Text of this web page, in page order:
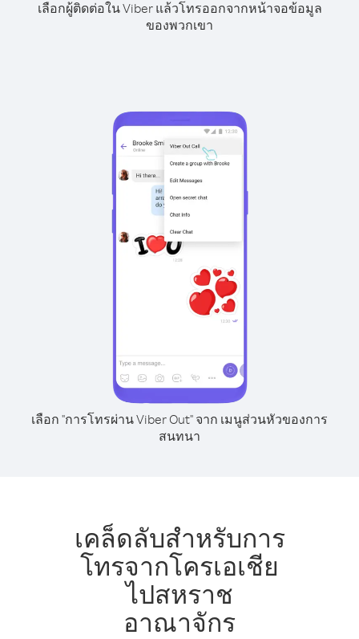
เลือกผู้ติดต่อใน Viber แล้วโทรออกจากหน้าจอข้อมูล
ของพวกเขา
เลือก "การโทรผ่าน Viber Out" จาก เมนูส่วนหัวของการ
สนทนา
เคล็ดลับสำหรับการ
โทรจากโครเอเชีย
ไปสหราช
อาณาจักร